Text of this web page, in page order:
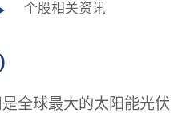
个股相关资讯
全球最大的太阳能光伏